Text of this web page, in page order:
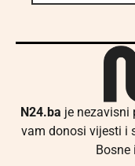
N24.ba je nezavisni
vam donosi vijesti i
Bosne